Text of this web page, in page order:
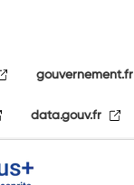
gouvernement.fr
data.gouv.fr